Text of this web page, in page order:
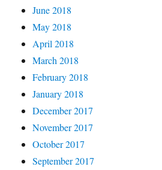
June 2018
May 2018
April 2018
March 2018
February 2018
January 2018
December 2017
November 2017
October 2017
September 2017